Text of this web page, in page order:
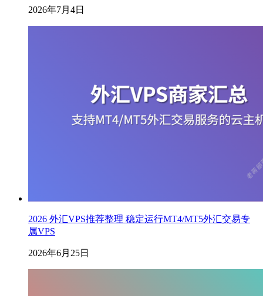
2026年7月4日
2026 外汇VPS推荐整理 稳定运行MT4/MT5外汇交易专
属VPS
2026年6月25日